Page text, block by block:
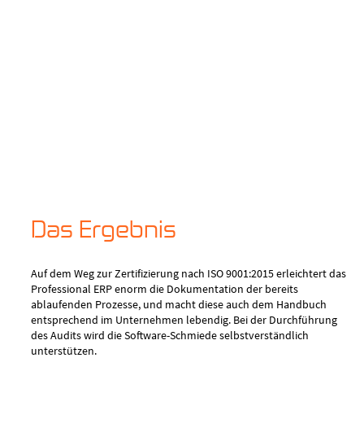
Das Ergebnis
Auf dem Weg zur Zertifizierung nach ISO 9001:2015 erleichtert das
Professional ERP enorm die Dokumentation der bereits
ablaufenden Prozesse, und macht diese auch dem Handbuch
entsprechend im Unternehmen lebendig. Bei der Durchführung
des Audits wird die Software-Schmiede selbstverständlich
unterstützen.